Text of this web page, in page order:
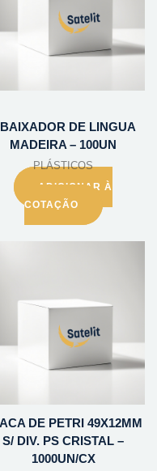
DE LINGUA
MADEIRA – 100UN
PLÁSTICOS
ADICIONAR À
COTAÇÃO
DE PETRI 49X12MM
S/ DIV. PS CRISTAL –
1000UN/CX